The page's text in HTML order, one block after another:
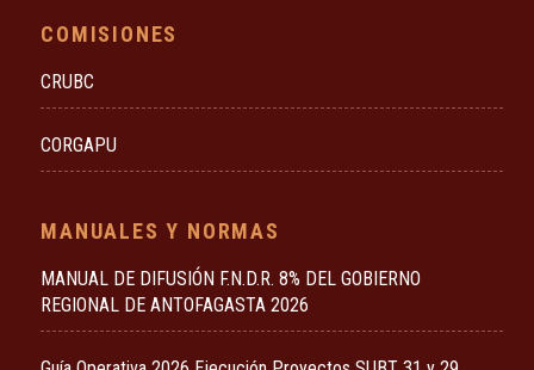
COMISIONES
CRUBC
CORGAPU
MANUALES Y NORMAS
MANUAL DE DIFUSIÓN F.N.D.R. 8% DEL GOBIERNO
REGIONAL DE ANTOFAGASTA 2026